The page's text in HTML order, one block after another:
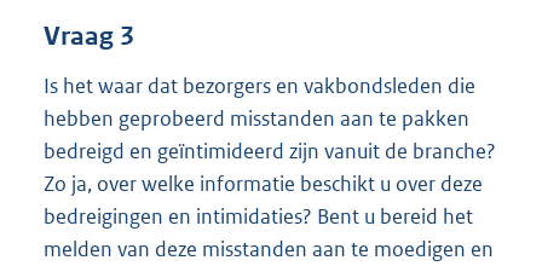
Vraag 3
Is het waar dat bezorgers en vakbondsleden die
hebben geprobeerd misstanden aan te pakken
bedreigd en geïntimideerd zijn vanuit de branche?
Zo ja, over welke informatie beschikt u over deze
bedreigingen en intimidaties? Bent u bereid het
melden van deze misstanden aan te moedigen en